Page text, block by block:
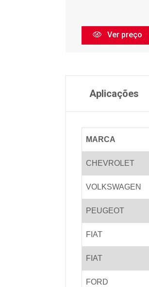
Ver preço
Aplicações
MARCA
CHEVROLET
VOLKSWAGEN
PEUGEOT
FIAT
FIAT
FORD